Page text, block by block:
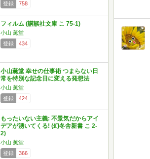
登録
758
フィルム (講談社文庫 こ 75-1)
小山 薫堂
登録
434
小山薫堂 幸せの仕事術 つまらない日
常を特別な記念日に変える発想法
小山 薫堂
登録
424
もったいない主義: 不景気だからアイ
デアが湧いてくる! (幻冬舎新書 こ 2-
2)
小山 薫堂
登録
366